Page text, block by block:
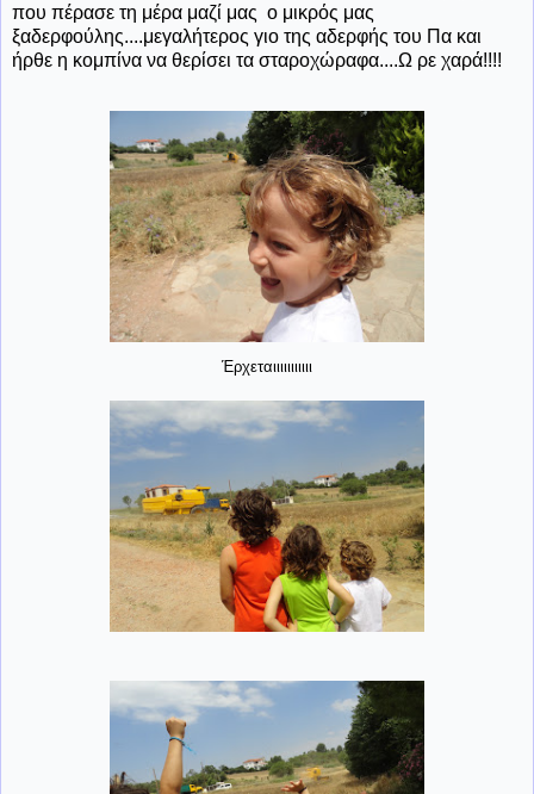
που πέρασε τη μέρα μαζί μας ο μικρός μας
ξαδερφούλης....μεγαλήτερος γιο της αδερφής του Πα και
ήρθε η κομπίνα να θερίσει τα σταροχώραφα....Ω ρε χαρά!!!!
Έρχεταιιιιιιιιιιι